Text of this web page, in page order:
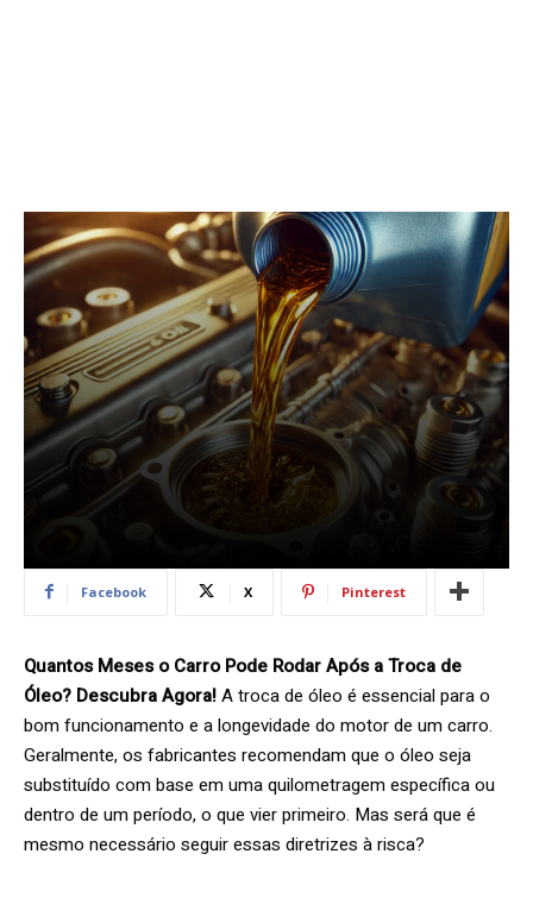
Facebook X Pinterest
Quantos Meses o Carro Pode Rodar Após a Troca de
Óleo? Descubra Agora!A troca de óleo é essencial para o
bom funcionamento e a longevidade do motor de um carro.
Geralmente, os fabricantes recomendam que o óleo seja
substituído com base em uma quilometragem específica ou
dentro de um período, o que vier primeiro. Mas será que é
mesmo necessário seguir essas diretrizes à risca?